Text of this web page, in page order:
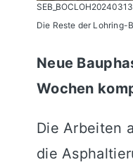
Die Reste der Lohring-
Neue
Wochen
Die Arbeiten
die